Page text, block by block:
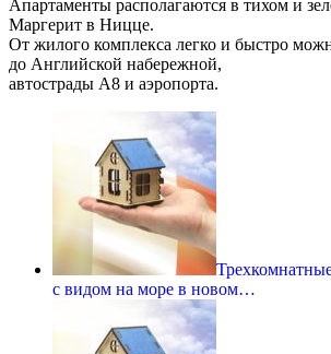
Апартаменты располагаются в тихом и
Маргерит в Ницце.
От жилого комплекса легко и быстро
до Английской набережной,
автострады A8 и аэропорта.
с видом на море в новом…